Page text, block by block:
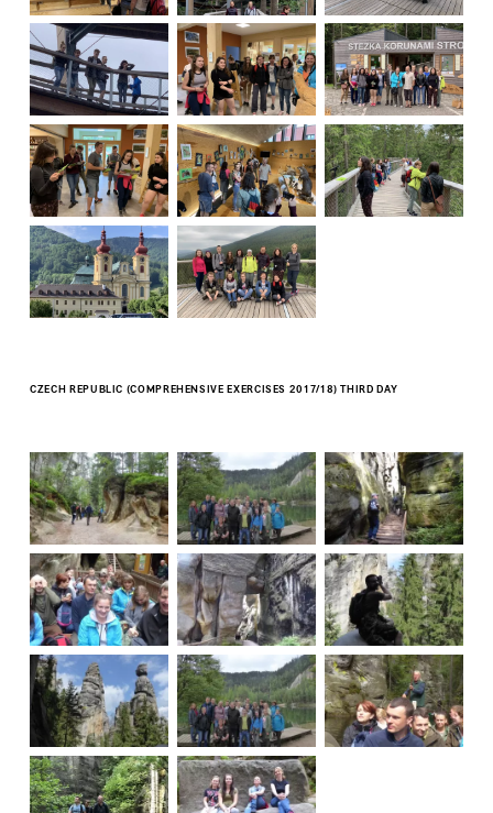
CZECH REPUBLIC (COMPREHENSIVE EXERCISES 2017/18) THIRD DAY